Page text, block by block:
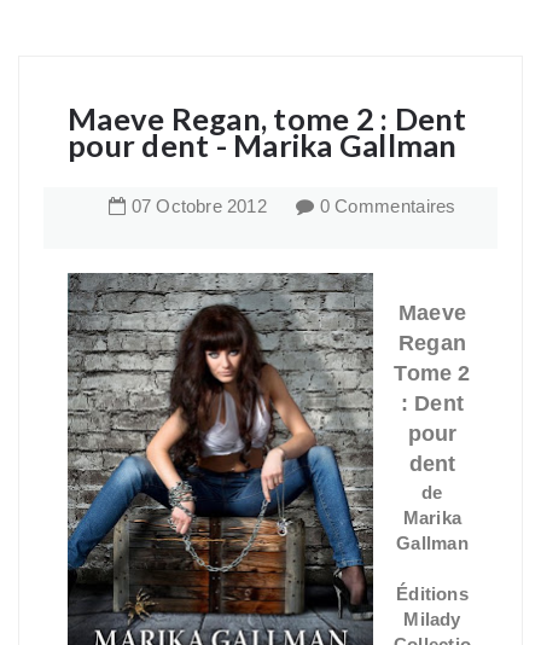
Maeve Regan, tome 2 : Dent
pour dent - Marika Gallman
07 Octobre 2012 0 Commentaires
Maeve
Regan
Tome 2
: Dent
pour
dent
de
Marika
Gallman
Éditions
Milady